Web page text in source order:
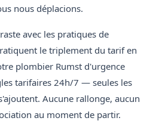
nous déplacions.
avec les pratiques de
le triplement du tarif en
plombier Rumst d'urgence
tarifaires 24h/7 — seules les
Aucune rallonge, aucun
au moment de partir.